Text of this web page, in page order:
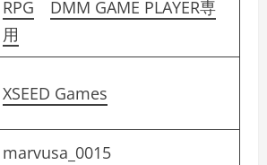
RPG
DMM GAME PLAYER専
用
XSEED Games
marvusa_0015